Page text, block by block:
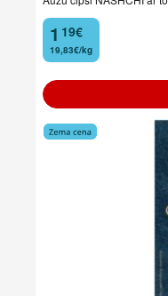
1
. 19€
19,83€/kg